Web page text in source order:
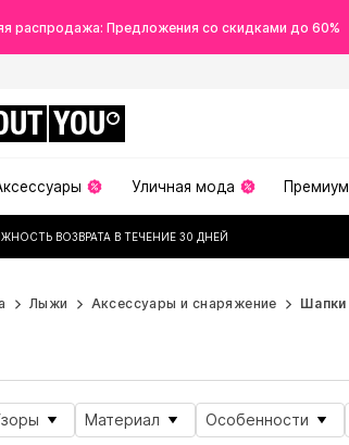
распродажа: Предложения со скидками до 60%
YOU
Уличная мода Премиум
ВОЗВРАТА В ТЕЧЕНИЕ 30 ДНЕЙ
Лыжи Аксессуары и снаряжение Шапки
Материал Особенности